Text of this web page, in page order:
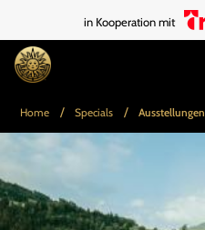
in Kooperation mit
Home / Specials / Ausstellungen